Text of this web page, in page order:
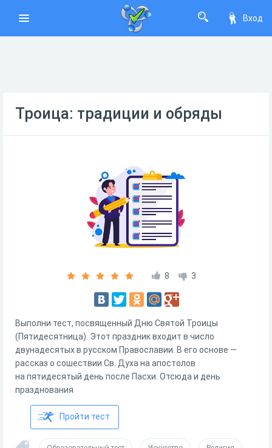
Вход
Троица: традиции и обряды
8 3
Выполни тест, посвященный Дню Святой Троицы
(Пятидесятница). Этот праздник входит в число
двунадесятых в русском Православии. В его основе —
рассказ о сошествии Св. Духа на апостолов
на пятидесятый день после Пасхи. Отсюда и день
празднования
Пройти тест